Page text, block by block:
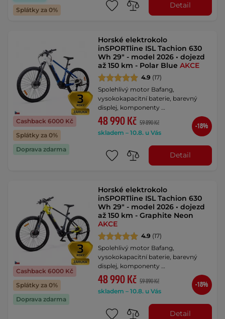
Splátky za 0%
Detail
Cashback 6000 Kč
Splátky za 0%
Doprava zdarma
Horské elektrokolo
inSPORTline ISL Tachion 630
Wh 29" - model 2026 • dojezd
až 150 km - Polar BlueAKCE
4.9 (17)
Spolehlivý motor Bafang,
vysokokapacitní baterie, barevný
displej, komponenty …
48 990 Kč 59 890 Kč
skladem – 10.8. u Vás
-18%
Detail
Cashback 6000 Kč
Splátky za 0%
Doprava zdarma
Horské elektrokolo
inSPORTline ISL Tachion 630
Wh 29" - model 2026 • dojezd
až 150 km - Graphite Neon
AKCE
4.9 (17)
Spolehlivý motor Bafang,
vysokokapacitní baterie, barevný
displej, komponenty …
48 990 Kč 59 890 Kč
skladem – 10.8. u Vás
-18%
Detail